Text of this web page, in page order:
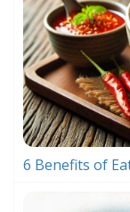
6 Benefits of